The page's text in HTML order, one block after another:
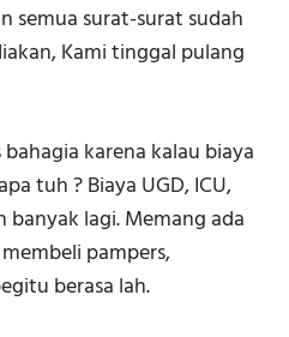
semua surat-surat sudah
Kami tinggal pulang
karena kalau biaya
tuh ? Biaya UGD, ICU,
lagi. Memang ada
pampers,
berasa lah.